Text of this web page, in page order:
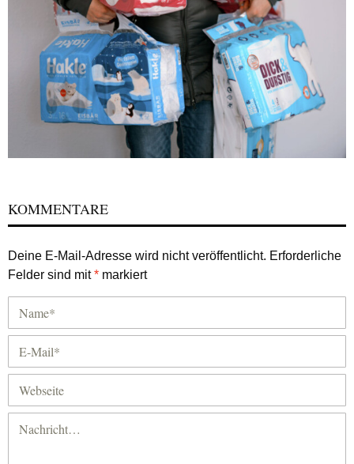
KOMMENTARE
Deine E-Mail-Adresse wird nicht veröffentlicht. Erforderliche
Felder sind mit* markiert